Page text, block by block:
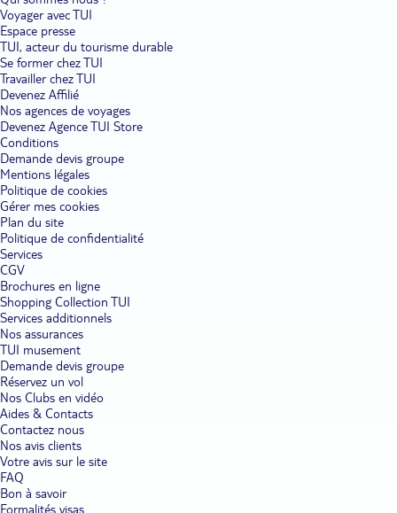
Voyager avec TUI
Espace presse
TUI, acteur du tourisme durable
Se former chez TUI
Travailler chez TUI
Devenez Affilié
Nos agences de voyages
Devenez Agence TUI Store
Conditions
Demande devis groupe
Mentions légales
Politique de cookies
Gérer mes cookies
Plan du site
Politique de confidentialité
Services
CGV
Brochures en ligne
Shopping Collection TUI
Services additionnels
Nos assurances
TUI musement
Demande devis groupe
Réservez un vol
Nos Clubs en vidéo
Aides & Contacts
Contactez nous
Nos avis clients
Votre avis sur le site
FAQ
Bon à savoir
Formalités visas